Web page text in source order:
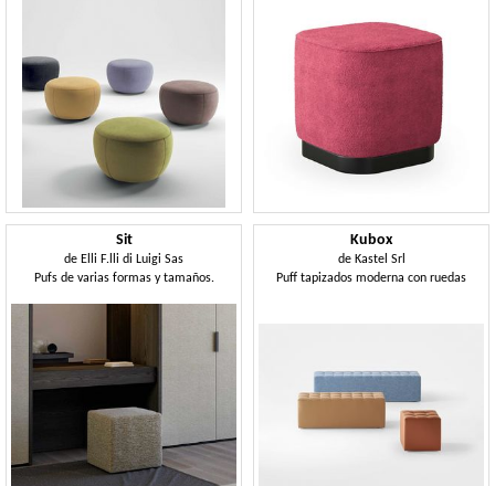
Sit
de Elli F.lli di Luigi Sas
Pufs de varias formas y tamaños.
Kubox
de Kastel Srl
Puff tapizados moderna con ruedas